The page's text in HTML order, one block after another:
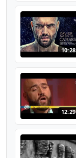
10:28
12:29